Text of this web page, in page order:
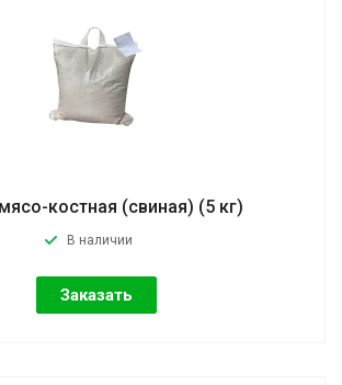
костная (свиная) (5 кг)
В наличии
Заказать